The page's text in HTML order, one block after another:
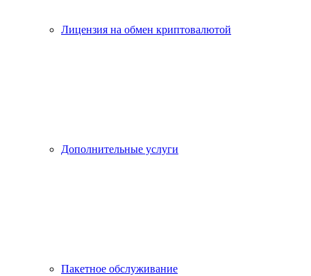
Лицензия на обмен криптовалютой
Дополнительные услуги
Пакетное обслуживание